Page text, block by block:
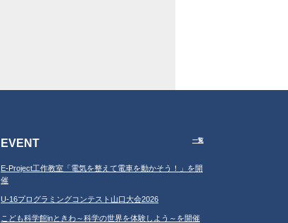
EVENT 一覧
E-Project工作教室「電気を整えて電車を動かそう！」を開
催
U-16プログラミングコンテスト山口大会2026
こども科学館inときわ～科学の世界を体験しよう～を開催